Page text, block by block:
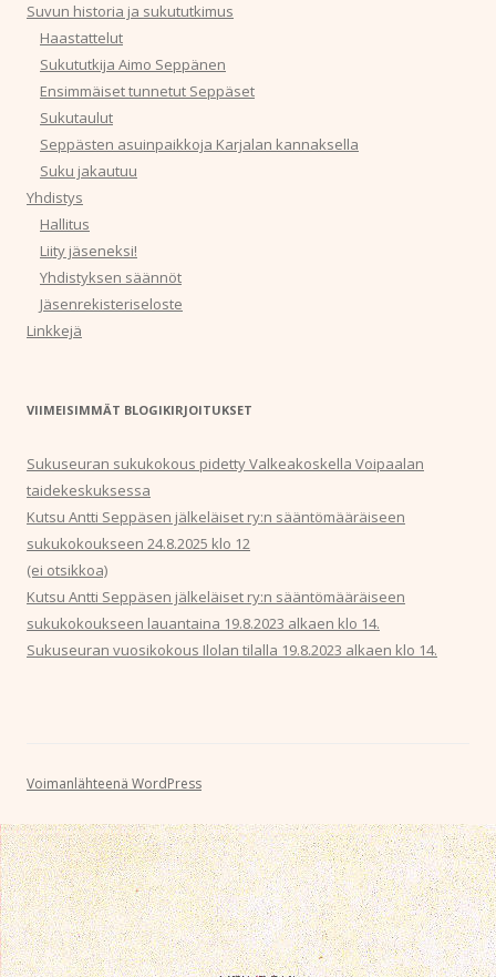
Suvun historia ja sukututkimus
Haastattelut
Sukututkija Aimo Seppänen
Ensimmäiset tunnetut Seppäset
Sukutaulut
Seppästen asuinpaikkoja Karjalan kannaksella
Suku jakautuu
Yhdistys
Hallitus
Liity jäseneksi!
Yhdistyksen säännöt
Jäsenrekisteriseloste
Linkkejä
VIIMEISIMMÄT BLOGIKIRJOITUKSET
Sukuseuran sukukokous pidetty Valkeakoskella Voipaalan
taidekeskuksessa
Kutsu Antti Seppäsen jälkeläiset ry:n sääntömääräiseen
sukukokoukseen 24.8.2025 klo 12
(ei otsikkoa)
Kutsu Antti Seppäsen jälkeläiset ry:n sääntömääräiseen
sukukokoukseen lauantaina 19.8.2023 alkaen klo 14.
Sukuseuran vuosikokous Ilolan tilalla 19.8.2023 alkaen klo 14.
Voimanlähteenä WordPress